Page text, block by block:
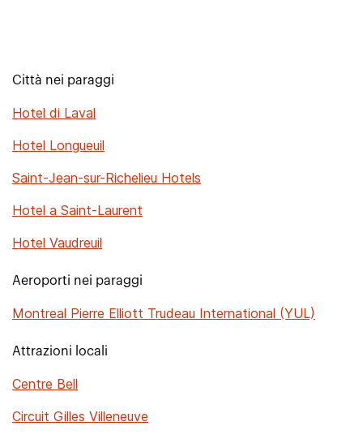
Città nei paraggi
Hotel di Laval
Hotel Longueuil
Saint-Jean-sur-Richelieu Hotels
Hotel a Saint-Laurent
Hotel Vaudreuil
Aeroporti nei paraggi
Montreal Pierre Elliott Trudeau International (YUL)
Attrazioni locali
Centre Bell
Circuit Gilles Villeneuve